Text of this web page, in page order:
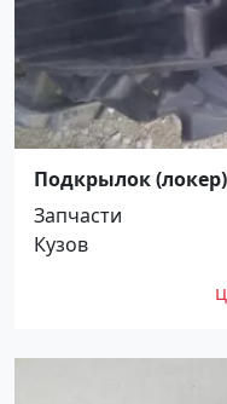
Подкрылок
Запчасти
Кузов